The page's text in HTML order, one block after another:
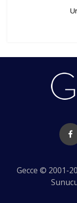
Gecce © 2001-